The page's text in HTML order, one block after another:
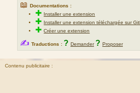
📖 Documentations :
✚ Installer une extension
✚ Installer une extension téléchargée sur
✚Créer une extension
✍ Traductions : ? Demander ? Proposer
Contenu publicitaire :